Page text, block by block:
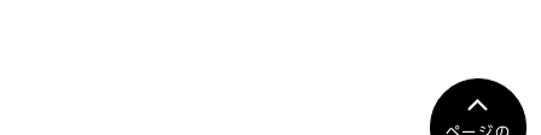
ページの